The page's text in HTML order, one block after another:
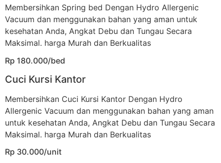
Membersihkan Spring bed Dengan Hydro Allergenic
Vacuum dan menggunakan bahan yang aman untuk
kesehatan Anda, Angkat Debu dan Tungau Secara
Maksimal. harga Murah dan Berkualitas
Rp 180.000/bed
Cuci Kursi Kantor
Membersihkan Cuci Kursi Kantor Dengan Hydro
Allergenic Vacuum dan menggunakan bahan yang aman
untuk kesehatan Anda, Angkat Debu dan Tungau Secara
Maksimal. harga Murah dan Berkualitas
Rp 30.000/unit